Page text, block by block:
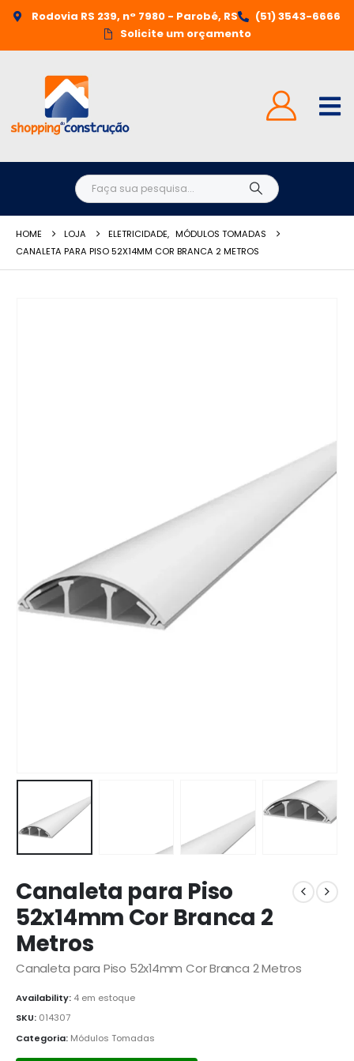
Rodovia RS 239, n° 7980 - Parobé, RS
(51) 3543-6666
Solicite um orçamento
HOME LOJA ELETRICIDADE, MÓDULOS TOMADAS
CANALETA PARA PISO 52X14MM COR BRANCA 2 METROS
Canaleta para Piso
52x14mm Cor Branca 2
Metros
Canaleta para Piso 52x14mm Cor Branca 2 Metros
Availability: 4 em estoque
SKU: 014307
Categoria: Módulos Tomadas